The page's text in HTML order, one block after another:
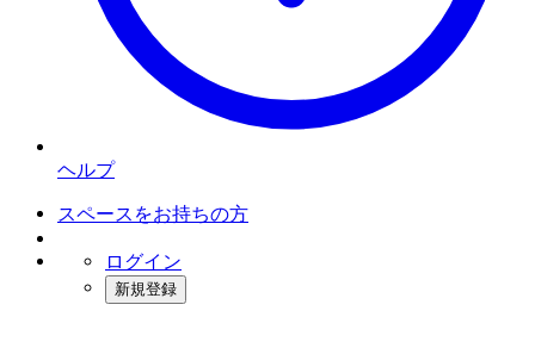
ヘルプ
スペースをお持ちの方
ログイン
新規登録